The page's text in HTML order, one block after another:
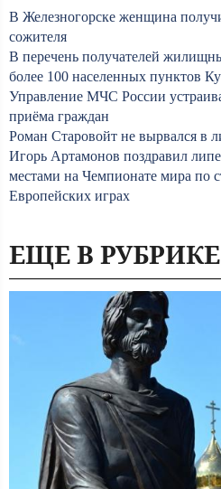
В Железногорске женщина
сожителя
В перечень получателей
более 100 населенных пунктов
Управление МЧС России
приёма граждан
Роман Старовойт не вырвался в
Игорь Артамонов поздравил
местами на Чемпионате мира по
Европейских играх
ЕЩЕ В РУБРИКЕ